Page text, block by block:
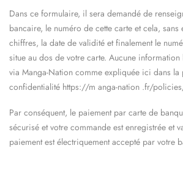
Dans ce formulaire, il sera demandé de
bancaire, le numéro de cette carte et cela, sans
chiffres, la date de validité et finalement le
situe au dos de votre carte. Aucune information
via Manga-Nation comme expliquée ici dans
confidentialité https://m anga-nation .fr/
Par conséquent, le paiement par carte de
sécurisé et votre commande est enregistrée et
paiement est électriquement accepté par votre